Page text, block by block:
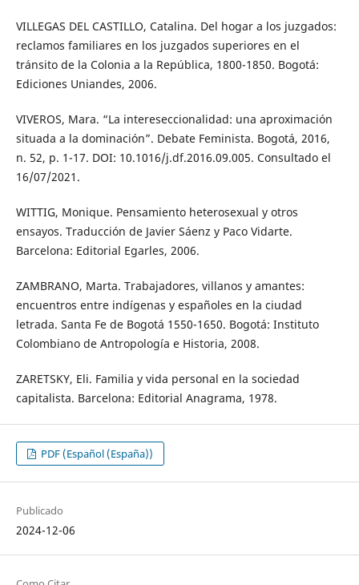
VILLEGAS DEL CASTILLO, Catalina. Del hogar a los juzgados:
reclamos familiares en los juzgados superiores en el
tránsito de la Colonia a la República, 1800-1850. Bogotá:
Ediciones Uniandes, 2006.
VIVEROS, Mara. “La intereseccionalidad: una aproximación
situada a la dominación”. Debate Feminista. Bogotá, 2016,
n. 52, p. 1-17. DOI: 10.1016/j.df.2016.09.005. Consultado el
16/07/2021.
WITTIG, Monique. Pensamiento heterosexual y otros
ensayos. Traducción de Javier Sáenz y Paco Vidarte.
Barcelona: Editorial Egarles, 2006.
ZAMBRANO, Marta. Trabajadores, villanos y amantes:
encuentros entre indígenas y españoles en la ciudad
letrada. Santa Fe de Bogotá 1550-1650. Bogotá: Instituto
Colombiano de Antropología e Historia, 2008.
ZARETSKY, Eli. Familia y vida personal en la sociedad
capitalista. Barcelona: Editorial Anagrama, 1978.
PDF (Español (España))
Publicado
2024-12-06